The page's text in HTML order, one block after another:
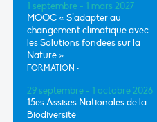
1 septembre - 1 mars 2027
MOOC « S’adapter au
changement climatique avec
les Solutions fondées sur la
Nature »
FORMATION •
29 septembre - 1 octobre 2026
15es Assises Nationales de la
Biodiversité